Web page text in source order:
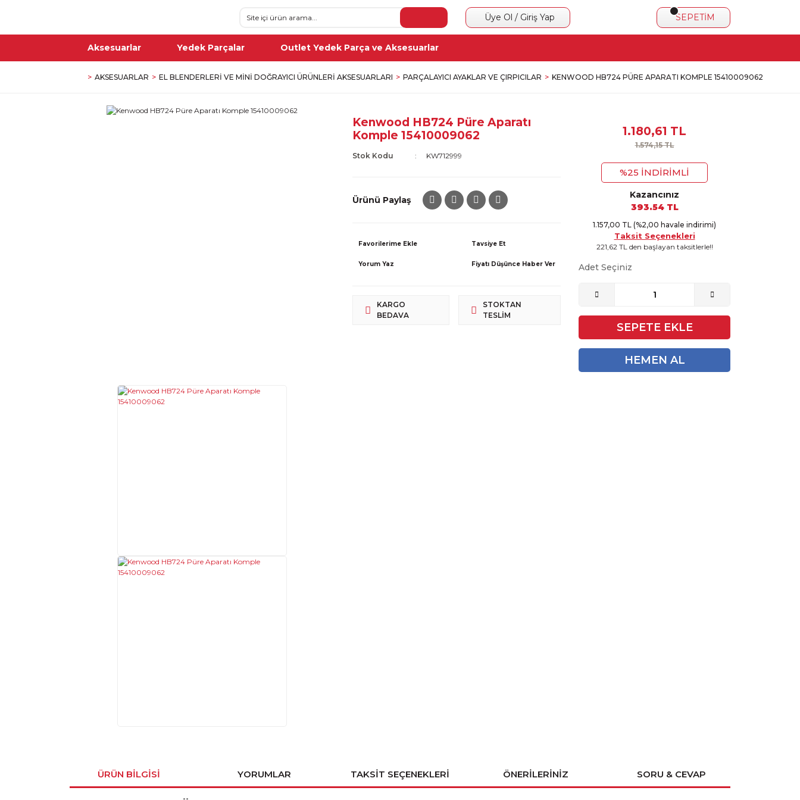
Üye Ol / Giriş Yap SEPETİM
Aksesuarlar Yedek Parçalar Outlet Yedek Parça ve Aksesuarlar
AKSESUARLAR EL BLENDERLERI VE MINI DOĞRAYICI ÜRÜNLERI AKSESUARLARI PARÇALAYICI AYAKLAR VE ÇIRPICILAR KENWOOD HB724 PÜRE APARATI KOMPLE 15410009062
Kenwood HB724 Püre Aparatı
Komple 15410009062
Stok Kodu KW712999
Ürünü Paylaş
Tavsiye Et
Yorum Yaz Fiyatı Düşünce Haber Ver
KARGO
BEDAVA
STOKTAN
TESLIM
1.180,61 TL
1.574,15 TL
%25 İNDİRİMLİ
Kazancınız
393.54 TL
1.157,00 TL (%2,00 havale indirimi)
Taksit Seçenekleri
221,62 TL den başlayan taksitlerle!!
Adet Seçiniz
SEPETE EKLE
HEMEN AL
ÜRÜN BILGISI YORUMLAR TAKSIT SEÇENEKLERI ÖNERILERINIZ SORU & CEVAP